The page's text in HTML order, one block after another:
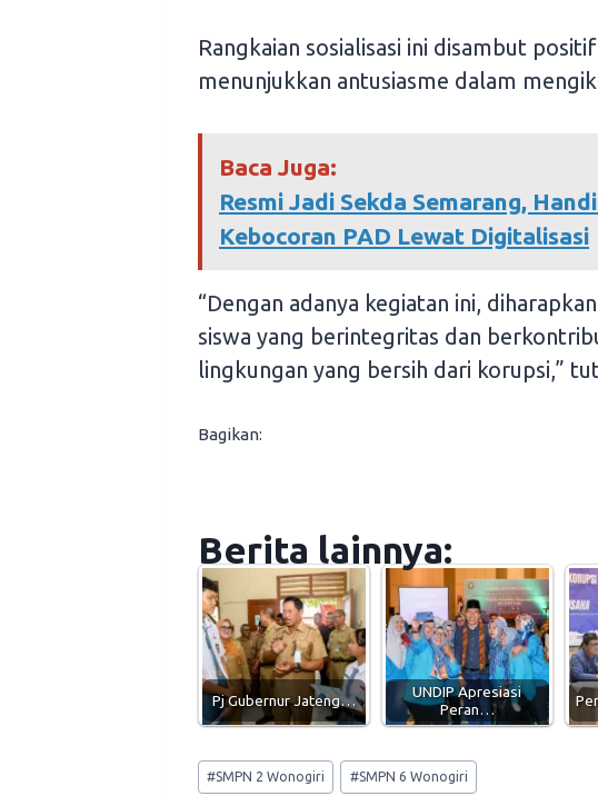
Rangkaian sosialisasi ini disambut
menunjukkan antusiasme dalam
Baca Juga:
Resmi Jadi Sekda Semarang,
Kebocoran PAD Lewat Digitalisasi
“Dengan adanya kegiatan ini,
siswa yang berintegritas dan
lingkungan yang bersih dari korupsi,”
Bagikan:
Berita lainnya:
Pj Gubernur Jateng…
UNDIP Apresiasi
Peran…
Post
Tags:
#SMPN 2 Wonogiri #SMPN 6 Wonogiri